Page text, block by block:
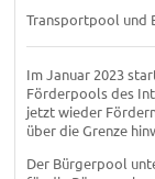
Transportpool und
Im Januar 2023
Förderpools des
jetzt wieder
über die Grenze
Der Bürgerpool